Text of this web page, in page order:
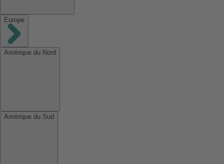
Europe
Amérique du Nord
Amérique du Sud